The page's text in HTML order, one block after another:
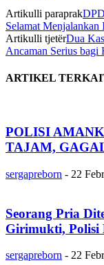
Artikulli paraprak
Selamat Menjalankan
Artikulli tjetërDua
Ancaman Serius bagi
ARTIKEL
POLISI
TAJAM,
sergapreborn - 22
Seorang Pria
Girimukti, Polisi
sergapreborn - 22